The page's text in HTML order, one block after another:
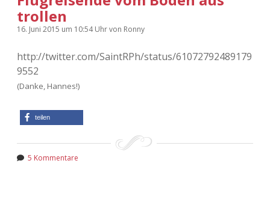
trollen
16. Juni 2015 um 10:54 Uhrvon Ronny
http://twitter.com/SaintRPh/status/61072792489179
9552
(Danke, Hannes!)
teilen
5 Kommentare